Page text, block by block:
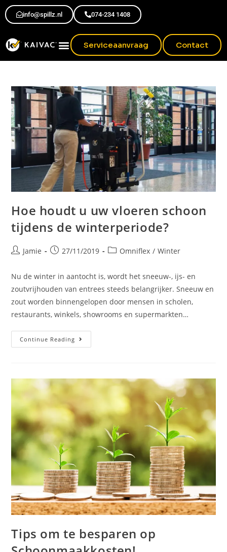
info@spillz.nl 074-234 1408
Serviceaanvraag Contact
Hoe houdt u uw vloeren schoon
tijdens de winterperiode?
Jamie 27/11/2019 Omniflex / Winter
Nu de winter in aantocht is, wordt het sneeuw-, ijs- en
zoutvrijhouden van entrees steeds belangrijker. Sneeuw en
zout worden binnengelopen door mensen in scholen,
restaurants, winkels, showrooms en supermarkten…
Continue Reading
Tips om te besparen op